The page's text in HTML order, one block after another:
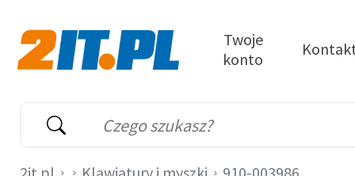
Wyszukiwarka
Słowo kluczowe
Twoje
konto